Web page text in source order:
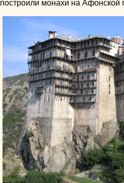
построили монахи на Афонской